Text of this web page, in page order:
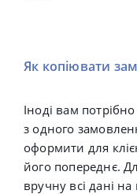
Як копіювати
Іноді вам
з одного
оформити для
його попереднє.
вручну всі дані